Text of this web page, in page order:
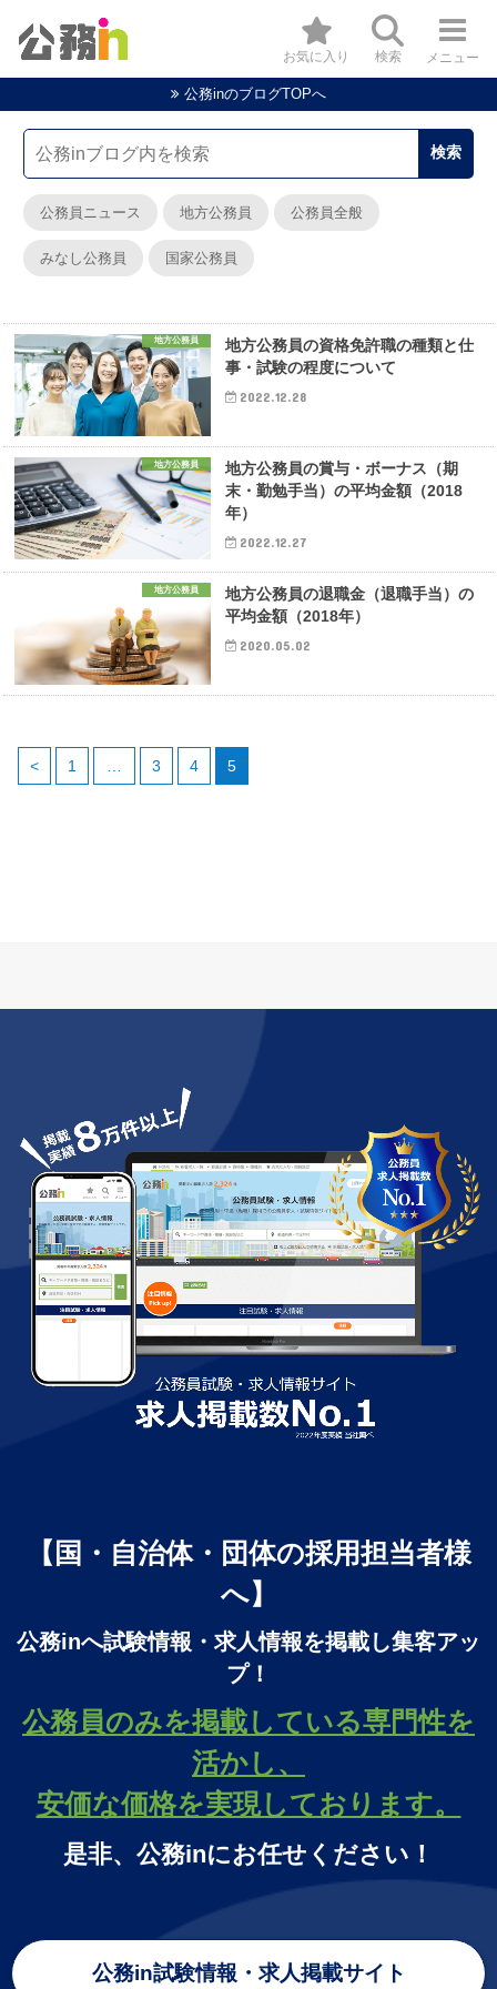
お気に入り 検索 メニュー
公務inのブログTOPへ
公務員ニュース 地方公務員 公務員全般
みなし公務員 国家公務員
地方公務員
地方公務員の資格免許職の種類と仕
事・試験の程度について
2022.12.28
地方公務員
地方公務員の賞与・ボーナス（期
末・勤勉手当）の平均金額（2018
年）
2022.12.27
地方公務員
地方公務員の退職金（退職手当）の
平均金額（2018年）
2020.05.02
< 1 3 4 5
【国・自治体・団体の採用担当者様
へ】
公務inへ試験情報・求人情報を掲載し集客アッ
プ！
公務員のみを掲載している専門性を
活かし、
安価な価格を実現しております。
是非、公務inにお任せください！
公務in試験情報・求人掲載サイト